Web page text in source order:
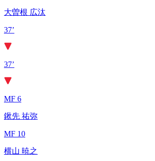
大曽根 広汰
37’
37’
MF 6
鍬先 祐弥
MF 10
横山 暁之